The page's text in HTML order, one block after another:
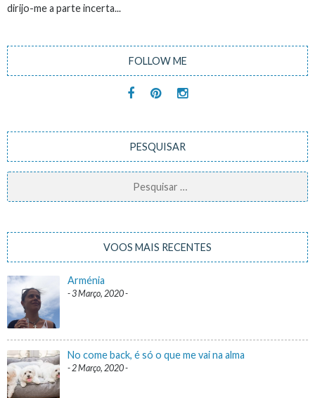
dirijo-me a parte incerta...
FOLLOW ME
PESQUISAR
Pesquisar
por:
VOOS MAIS RECENTES
Arménia
3 Março, 2020
No come back, é só o que me vai na alma
2 Março, 2020